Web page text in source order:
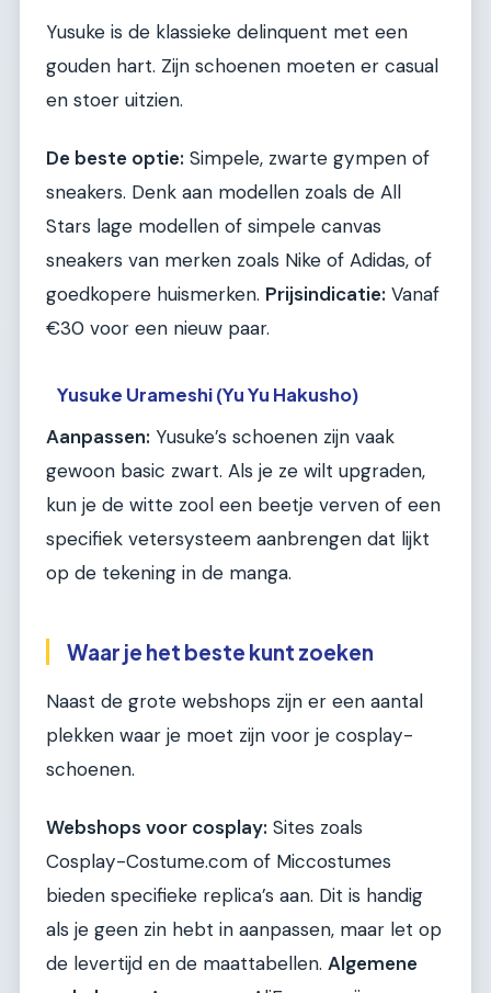
Yusuke is de klassieke delinquent met een
gouden hart. Zijn schoenen moeten er casual
en stoer uitzien.
De beste optie: Simpele, zwarte gympen of
sneakers. Denk aan modellen zoals de All
Stars lage modellen of simpele canvas
sneakers van merken zoals Nike of Adidas, of
goedkopere huismerken. Prijsindicatie: Vanaf
€30 voor een nieuw paar.
Yusuke Urameshi (Yu Yu Hakusho)
Aanpassen: Yusuke’s schoenen zijn vaak
gewoon basic zwart. Als je ze wilt upgraden,
kun je de witte zool een beetje verven of een
specifiek vetersysteem aanbrengen dat lijkt
op de tekening in de manga.
Waar je het beste kunt zoeken
Naast de grote webshops zijn er een aantal
plekken waar je moet zijn voor je cosplay-
schoenen.
Webshops voor cosplay: Sites zoals
Cosplay-Costume.com of Miccostumes
bieden specifieke replica’s aan. Dit is handig
als je geen zin hebt in aanpassen, maar let op
de levertijd en de maattabellen. Algemene